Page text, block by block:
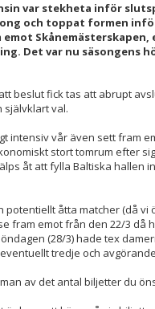
var stekheta inför
och toppat formen
Skånemästerskapen,
Det var nu säsongens
beslut fick tas att abrupt
självklart val.
intensiv vår även sett fram
stort tomrum efter
åt att fylla Baltiska hallen
potentiellt åtta matcher (då vi
fram emot från den 22/3 då
(28/3) hade tex
tredje och
av det antal biljetter du